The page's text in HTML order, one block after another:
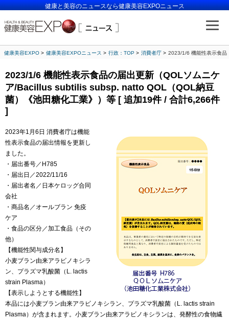
健康と美容のニュースなら健康美容EXPOニュース
健康美容EXPO 健康美容EXPOニュース 行政：TOP 消費者庁 2023/1/6 機能性表示食品
2023/1/6 機能性表示食品の届出更新（QOLソムニケ
ア/Bacillus subtilis subsp. natto QOL（QOL納豆
菌）《池田糖化工業》）等 [ 追加19件 / 合計6,266件
]
2023年1月6日 消費者庁は機能
性表示食品の届出情報を更新し
ました。
・届出番号／H785
・届出日／2022/11/16
・届出者名／日本ケロッグ合同
会社
・商品名／オールブラン 免疫
ケア
・食品の区分／加工食品（その
他）
【機能性関与成分名】
小麦ブラン由来アラビノキシラ
ン、プラズマ乳酸菌（L. lactis
strain Plasma）
【表示しようとする機能性】
本品には小麦ブラン由来アラビノキシラン、プラズマ乳酸菌（L. lactis strain
Plasma）が含まれます。小麦ブラン由来アラビノキシランは、発酵性の食物繊